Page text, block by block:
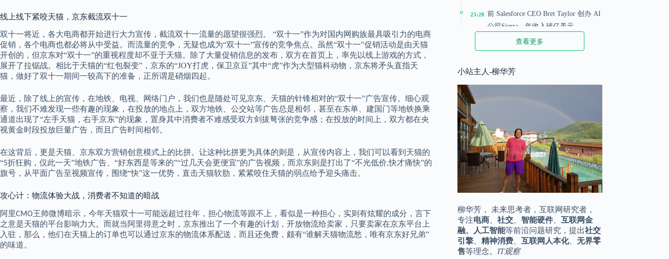
线上线下紧咬天猫，京东截流双十一
双十一将近，各大电商都开始进行大力宣传，截流双十一流量的愿望很强烈。 “双十一”作为对国内网购族最具吸引力的电商
促销，各个电商也都必将从中受益。而流量的竞争，无疑也成为“双十一”宣传的竞争焦点。虽然“双十一”促销活动是由天猫
开创的，但京东对“双十一”的重视程度却不亚于天猫。除了大量促销信息的发布，双方在首页上，率先以线上游戏的方式，
展开了拉锯战。相比于天猫的“红包裂变”，京东的“JOY打虎，保卫京豆”其中“虎”作为大型猫科动物，京东将矛头直指天
猫，做好了双十一期间一较高下的准备，正所谓是硝烟四起。
最近，除了线上的宣传，在地铁、电视、网络门户，我们也是随处可见京东、天猫的针锋相对的“双十一”广告宣传。细心观
察，我们不难发现一些有趣的现象，在投放的地点上，双方地铁、公交站等广告总是相邻，甚至在东单、建国门等地铁换乘
通道出现了“左手天猫，右手京东”的现象，置身其中消费者不难感受双方剑拔弩张的竞争感；在投放的时间上，双方都在央
视黄金时段投放巨量广告，而且广告时间相邻。
在这背后，更是天猫、京东双方营销创意模式上的比拼。让这种比拼更为具体的则是，从宣传内容上，我们可以看到天猫的
“5折狂购，仅此一天”地铁广告、“好东西是等来的”“过几天会更便宜”的广告视频，而京东则是打出了“不光低价,快才痛快”的
旗号，从平面广告至视频宣传，围绕“快”这一优势，直击天猫软肋，紧紧咬住天猫的弱点给予迎头痛击。
攻心计：物流体验大战，消费者不知道的暗战
阿里CMO王帅微博暗示，今年天猫双十一可能远超过往年，担心物流等跟不上，看似是一种担心，实则有炫耀的成分，言下
之意是天猫的平台影响力大。而就当阿里得意之时，京东推出了一个有趣的计划，开放物流给卖家，只要卖家在京东平台上
入驻，那么，他们在天猫上的订单也可以通过京东的物流体系配送，而且还免费，颇有“谁解天猫物流愁，唯有京东好兄弟”
的味道。
23:28 前 Salesforce CEO Bret Taylor 创办 AI
公司Sierra，年收入破亿美元
2025.11.17
10:20 华为 Mate80 系列定档，♾️美背，全
金属机身
16:42 王化转岗？小米公关一号位是烫手山
芋
查看更多
小站主人-柳华芳
柳华芳， 未来思考者，互联网研究者，
专注电商 、社交 、智能硬件、互联网金
融、人工智能等前沿问题研究，提出社交
引擎 、精神消费 、互联网人本化、无界零
售等理念。 IT观察